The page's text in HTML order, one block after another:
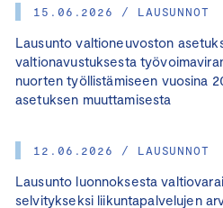
15.06.2026 / LAUSUNNOT
Lausunto valtioneuvoston
valtionavustuksesta
nuorten työllistämiseen vuosina
asetuksen muuttamisesta
12.06.2026 / LAUSUNNOT
Lausunto luonnoksesta
selvitykseksi liikuntapalvelujen